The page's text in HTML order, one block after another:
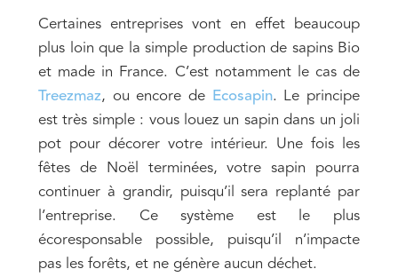
Certaines entreprises vont en effet beaucoup
plus loin que la simple production de sapins Bio
et made in France. C’est notamment le cas de
Treezmaz, ou encore de Ecosapin. Le principe
est très simple : vous louez un sapin dans un joli
pot pour décorer votre intérieur. Une fois les
fêtes de Noël terminées, votre sapin pourra
continuer à grandir, puisqu’il sera replanté par
l’entreprise. Ce système est le plus
écoresponsable possible, puisqu’il n’impacte
pas les forêts, et ne génère aucun déchet.